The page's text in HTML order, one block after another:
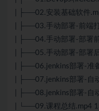
| ├──02.安装基础软件
| ├──03.手动部署-前端
| ├──04.手动部署-部署
| ├──05.手动部署-部署
| ├──06.jenkins部署-准
| ├──07.jenkins部署-自
| ├──08.jenkins部署-自
| └──09.课程总结.mp4